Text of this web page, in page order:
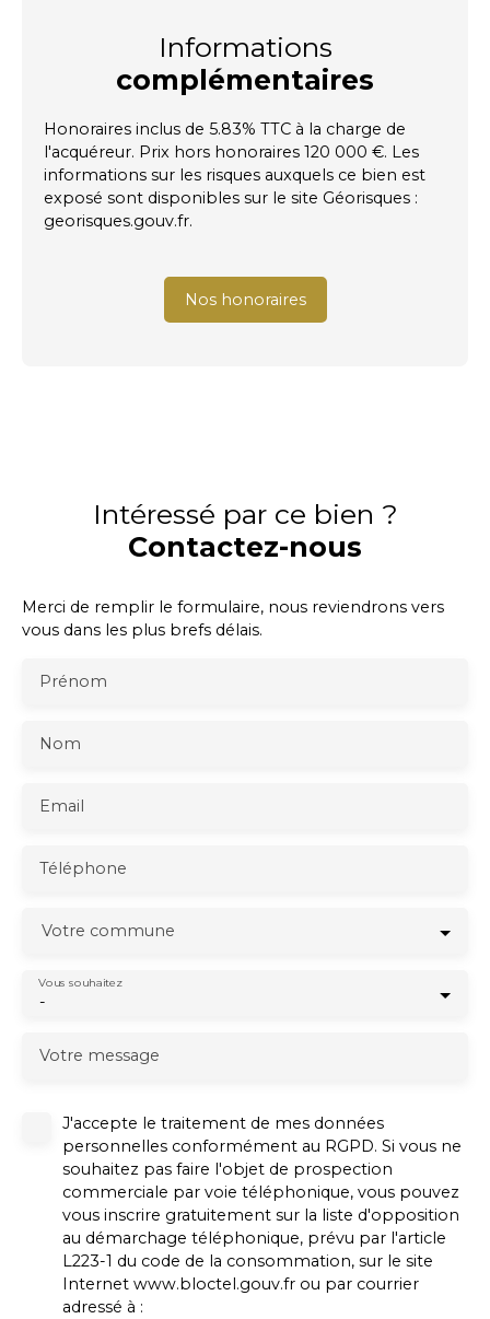
Informations
complémentaires
Honoraires inclus de 5.83% TTC à la charge de
l'acquéreur. Prix hors honoraires 120 000 €. Les
informations sur les risques auxquels ce bien est
exposé sont disponibles sur le site Géorisques :
georisques.gouv.fr.
Nos honoraires
Intéressé par ce bien ?
Contactez-nous
Merci de remplir le formulaire, nous reviendrons vers
vous dans les plus brefs délais.
Prénom
Nom
Email
Téléphone
Votre commune
-
Vous souhaitez
Votre message
J'accepte le traitement de mes données
personnelles conformément au RGPD. Si vous ne
souhaitez pas faire l'objet de prospection
commerciale par voie téléphonique, vous pouvez
vous inscrire gratuitement sur la liste d'opposition
au démarchage téléphonique, prévu par l'article
L223-1 du code de la consommation, sur le site
Internet www.bloctel.gouv.fr ou par courrier
adressé à :